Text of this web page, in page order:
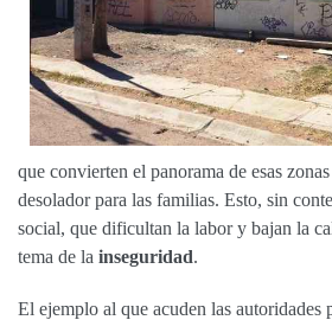
que convierten el panorama de esas
desolador para las familias. Esto, sin
social, que dificultan la labor y bajan la
tema de la inseguridad.
El ejemplo al que acuden las autoridades